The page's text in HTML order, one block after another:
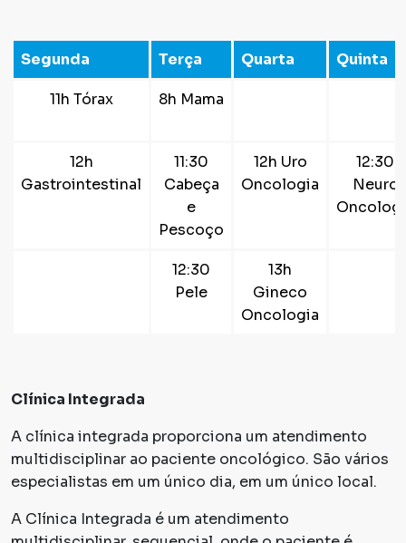
Segunda Terça Quarta Quinta
11h Tórax 8h Mama
12h
Gastrointestinal
11:30
Cabeça
e
Pescoço
12h Uro
Oncologia
12:30
Neuro
12:30
Pele
13h
Gineco
Oncologia
Clínica Integrada
A clínica integrada proporciona um atendimento
multidisciplinar ao paciente oncológico. São vários
especialistas em um único dia, em um único local.
A Clínica Integrada é um atendimento